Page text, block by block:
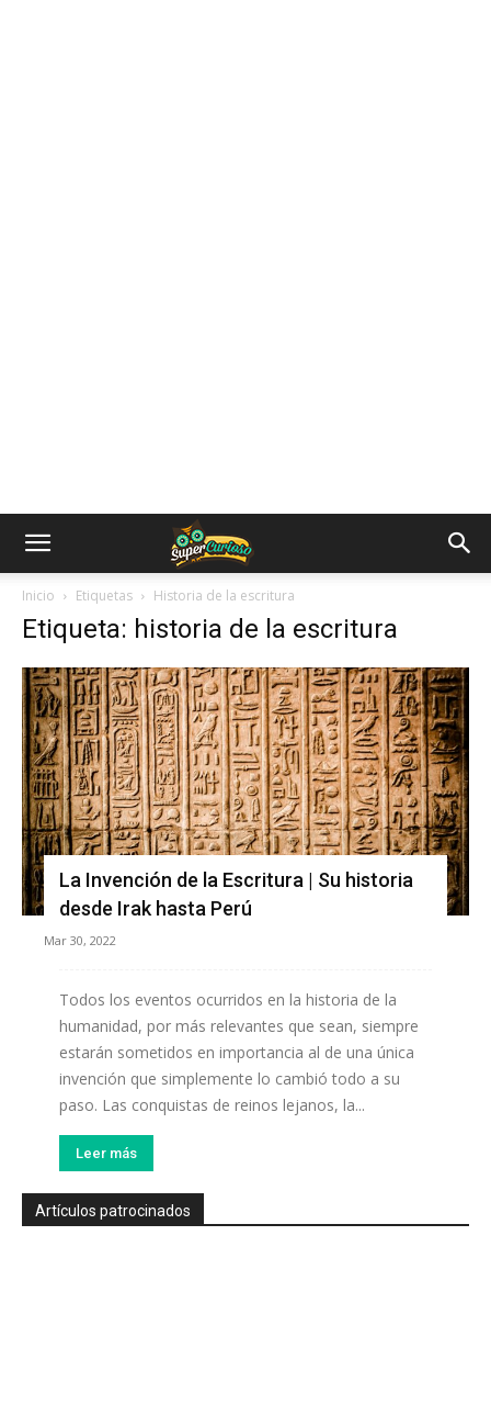
Inicio Etiquetas Historia de la escritura
Etiqueta: historia de la escritura
La Invención de la Escritura | Su historia
desde Irak hasta Perú
Mar 30, 2022
Todos los eventos ocurridos en la historia de la
humanidad, por más relevantes que sean, siempre
estarán sometidos en importancia al de una única
invención que simplemente lo cambió todo a su
paso. Las conquistas de reinos lejanos, la...
Leer más
Artículos patrocinados